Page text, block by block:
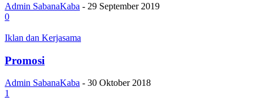
Admin SabanaKaba - 29 September 2019
0
Iklan dan Kerjasama
Promosi
Admin SabanaKaba - 30 Oktober 2018
1